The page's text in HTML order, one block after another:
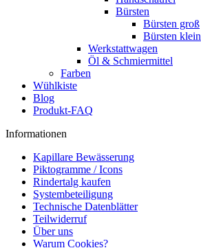
Bürsten
Bürsten groß
Bürsten klein
Werkstattwagen
Öl & Schmiermittel
Farben
Wühlkiste
Blog
Produkt-FAQ
Informationen
Kapillare Bewässerung
Piktogramme / Icons
Rindertalg kaufen
Systembeteiligung
Technische Datenblätter
Teilwiderruf
Über uns
Warum Cookies?